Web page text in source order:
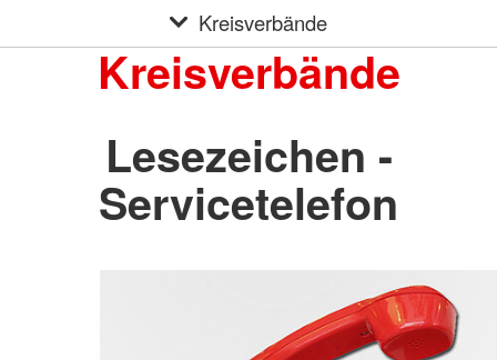
Kreisverbände
Kreisverbände
Lesezeichen -
Servicetelefon